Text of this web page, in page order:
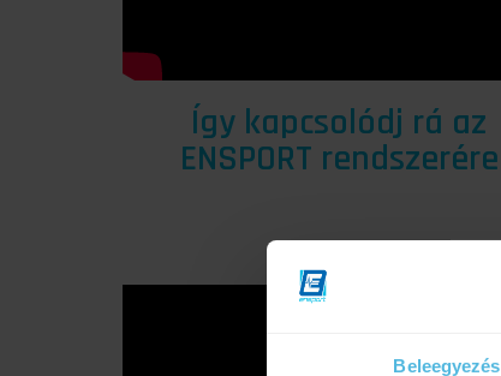
Beleegyezés
Így kapcsolódj rá az
ENSPORT rendszerére